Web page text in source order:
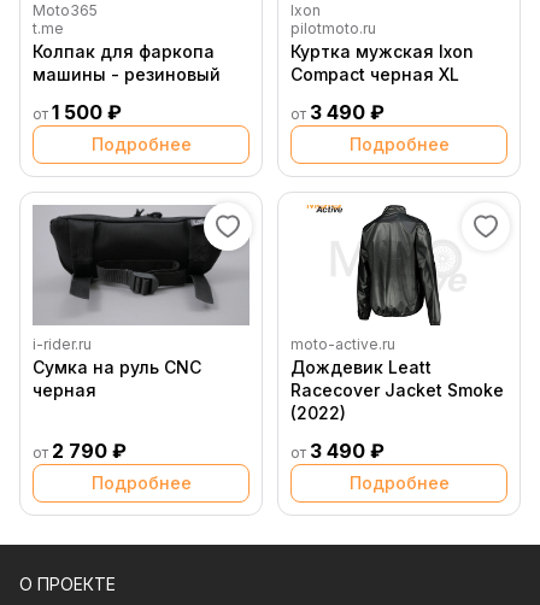
Moto365
t.me
Колпак для фаркопа
машины - резиновый
от 1 500 ₽
Подробнее
Ixon
pilotmoto.ru
Куртка мужская Ixon
Compact черная XL
от 3 490 ₽
Подробнее
i-rider.ru
Сумка на руль CNC
черная
от 2 790 ₽
Подробнее
moto-active.ru
Дождевик Leatt
Racecover Jacket Smoke
(2022)
от 3 490 ₽
Подробнее
О ПРОЕКТЕ